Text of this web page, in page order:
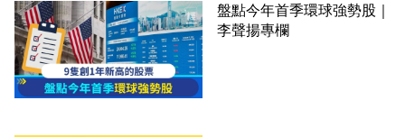
盤點今年首季環球強勢股｜
李聲揚專欄